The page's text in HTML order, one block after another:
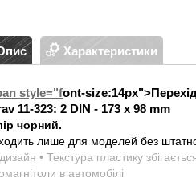
Характеристики
style="font-size:14px">
11-323: 2 DIN - 173 x 98 mm
чорний.
лише для моделей без штатної
• Текстура пластику
в автомобілі